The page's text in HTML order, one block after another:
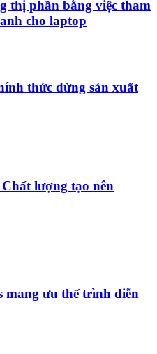
thị phần bằng việc tham
cho laptop
thức dừng sản xuất
lượng tạo nên
mang ưu thế trình diễn